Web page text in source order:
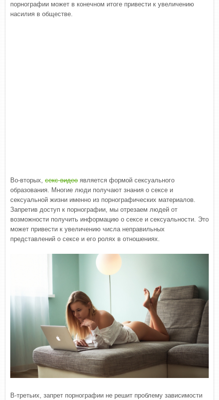
порнографии может в конечном итоге привести к увеличению
насилия в обществе.
Во-вторых, секс видео является формой сексуального
образования. Многие люди получают знания о сексе и
сексуальной жизни именно из порнографических материалов.
Запретив доступ к порнографии, мы отрезаем людей от
возможности получить информацию о сексе и сексуальности. Это
может привести к увеличению числа неправильных
представлений о сексе и его ролях в отношениях.
В-третьих, запрет порнографии не решит проблему зависимости